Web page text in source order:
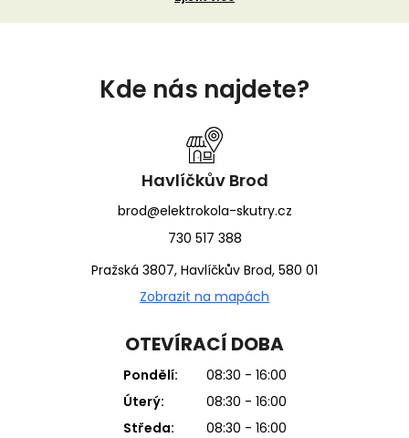
Kde nás najdete?
Havlíčkův Brod
brod@elektrokola-skutry.cz
730 517 388
Pražská 3807, Havlíčkův Brod, 580 01
Zobrazit na mapách
OTEVÍRACÍ DOBA
Pondělí:
08:30 - 16:00
Úterý:
08:30 - 16:00
Středa:
08:30 - 16:00